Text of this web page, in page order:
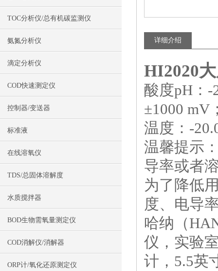
TOC分析仪/总有机碳监测仪
氨氮分析仪
滴定分析仪
COD快速测定仪
控制器/变送器
标准液
在线溶氧仪
TDS/总固体溶解度
水质搅拌器
BOD生物需氧量测定仪
COD消解仪/消解器
ORP计/氧化还原测定仪
详细介绍
HI2020
酸度pH：-
±1000 mV
温度：-
温馨提示
导率或者
为了降低
度、电导
哈纳（
仪，实验
计，5.5英